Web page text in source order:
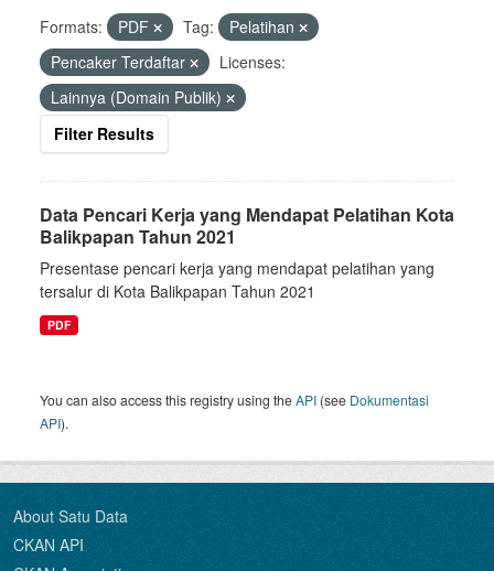
Formats: PDF Tag:
Pelatihan
Pencaker Terdaftar
Licenses:
Lainnya (Domain Publik)
Filter Results
Data Pencari Kerja yang Mendapat Pelatihan Kota
Balikpapan Tahun 2021
Presentase pencari kerja yang mendapat pelatihan yang
tersalur di Kota Balikpapan Tahun 2021
PDF
You can also access this registry using theAPI (see Dokumentasi
API).
About Satu Data
CKAN API